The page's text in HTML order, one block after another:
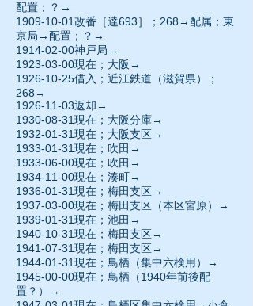
配置；？→
1909-10-01改番［達693］；268→配属；東
京局→配置；？→
1914-02-00神戸局→
1923-03-00現在；大阪→
1926-10-25借入；近江鉄道（滋賀県）；
268→
1926-11-03返却→
1930-08-31現在；大阪分庫→
1932-01-31現在；大阪支区→
1933-01-31現在；吹田→
1933-06-00現在；吹田→
1934-11-00現在；湊町→
1936-01-31現在；梅田支区→
1937-03-00現在；梅田支区（本区宮原）→
1939-01-31現在；池田→
1940-10-31現在；梅田支区→
1941-07-31現在；梅田支区→
1944-01-31現在；鳥栖（集中六検用）→
1945-00-00現在；鳥栖（1940年前後配
置？）→